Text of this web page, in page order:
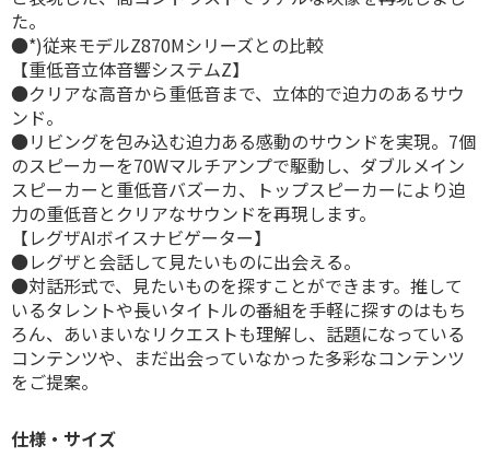
た。
●*)従来モデルZ870Mシリーズとの比較
【重低音立体音響システムZ】
●クリアな高音から重低音まで、立体的で迫力のあるサウ
ンド。
●リビングを包み込む迫力ある感動のサウンドを実現。7個
のスピーカーを70Wマルチアンプで駆動し、ダブルメイン
スピーカーと重低音バズーカ、トップスピーカーにより迫
力の重低音とクリアなサウンドを再現します。
【レグザAIボイスナビゲーター】
●レグザと会話して見たいものに出会える。
●対話形式で、見たいものを探すことができます。推して
いるタレントや長いタイトルの番組を手軽に探すのはもち
ろん、あいまいなリクエストも理解し、話題になっている
コンテンツや、まだ出会っていなかった多彩なコンテンツ
をご提案。
仕様・サイズ